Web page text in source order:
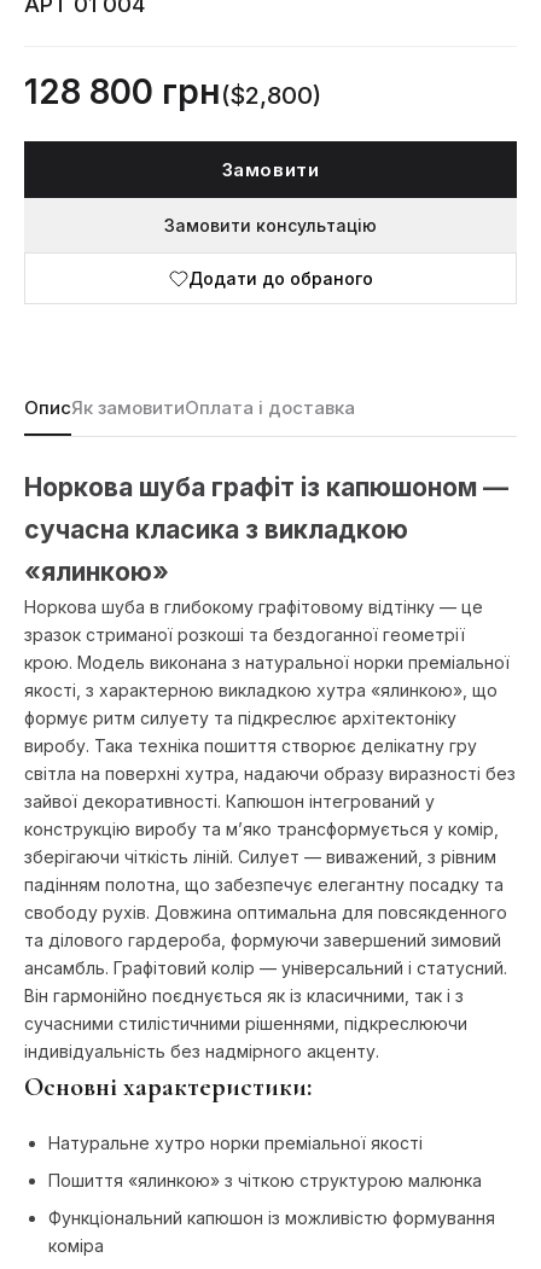
128 800 грн($2,800)
Замовити
Замовити консультацію
Додати до обраного
ОписЯк замовитиОплата і доставка
Норкова шуба графіт із капюшоном —
сучасна класика з викладкою
«ялинкою»
Норкова шуба в глибокому графітовому відтінку — це
зразок стриманої розкоші та бездоганної геометрії
крою. Модель виконана з натуральної норки преміальної
якості, з характерною викладкою хутра «ялинкою», що
формує ритм силуету та підкреслює архітектоніку
виробу. Така техніка пошиття створює делікатну гру
світла на поверхні хутра, надаючи образу виразності без
зайвої декоративності. Капюшон інтегрований у
конструкцію виробу та м’яко трансформується у комір,
зберігаючи чіткість ліній. Силует — виважений, з рівним
падінням полотна, що забезпечує елегантну посадку та
свободу рухів. Довжина оптимальна для повсякденного
та ділового гардероба, формуючи завершений зимовий
ансамбль. Графітовий колір — універсальний і статусний.
Він гармонійно поєднується як із класичними, так і з
сучасними стилістичними рішеннями, підкреслюючи
індивідуальність без надмірного акценту.
Основні характеристики:
Натуральне хутро норки преміальної якості
Пошиття «ялинкою» з чіткою структурою малюнка
Функціональний капюшон із можливістю формування
коміра